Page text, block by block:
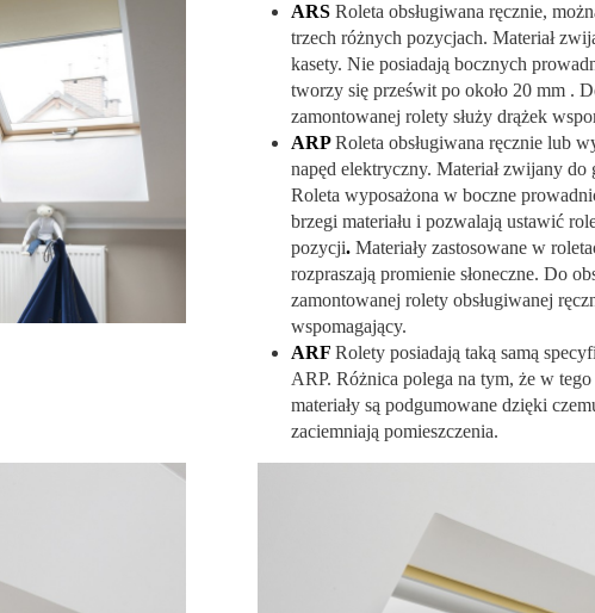
ARS Roleta obsługiwana ręcznie,
trzech różnych pozycjach. Materiał
kasety. Nie posiadają bocznych
tworzy się prześwit po około 20 mm .
zamontowanej rolety służy drążek
ARPRoleta obsługiwana ręcznie lub
napęd elektryczny. Materiał zwijany do
Roleta wyposażona w boczne
brzegi materiału i pozwalają ustawić
pozycji. Materiały zastosowane w
rozpraszają promienie słoneczne. Do
zamontowanej rolety obsługiwanej
wspomagający.
ARF Rolety posiadają taką samą
ARP. Różnica polega na tym, że w
materiały są podgumowane dzięki
zaciemniają pomieszczenia.